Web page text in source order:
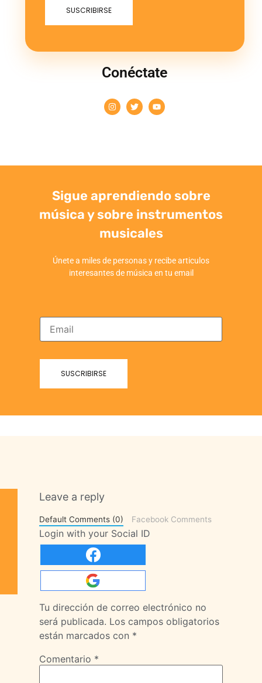
Conéctate
Sigue aprendiendo sobre
música y sobre instrumentos
musicales
Únete a miles de personas y recibe articulos
interesantes de música en tu email
Leave a reply
Default Comments (0) Facebook Comments
Login with your Social ID
Tu dirección de correo electrónico no
será publicada. Los campos obligatorios
están marcados con *
Comentario *